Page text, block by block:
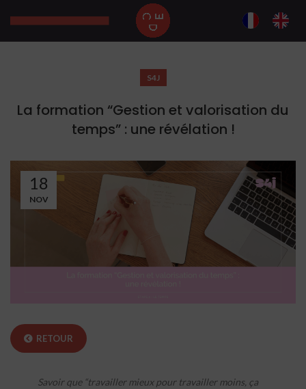
S4J
La formation “Gestion et valorisation du
temps” : une révélation !
18
NOV
RETOUR
Savoir que “travailler mieux pour travailler moins, ça